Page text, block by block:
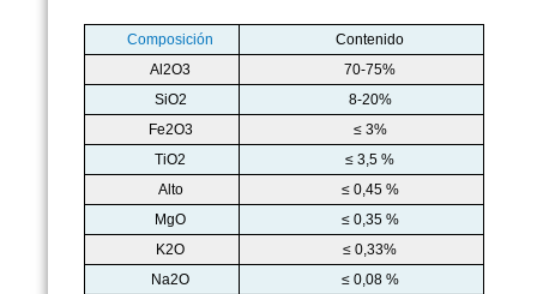
Composición
Contenido
Al2O3
70-75%
SiO2
8-20%
Fe2O3
≤ 3%
TiO2
≤ 3,5 %
Alto
≤ 0,45 %
MgO
≤ 0,35 %
K2O
≤ 0,33%
Na2O
≤ 0,08 %